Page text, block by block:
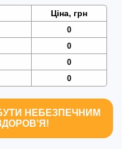
Ціна, грн
0
0
0
0
НЕБЕЗПЕЧНИМ